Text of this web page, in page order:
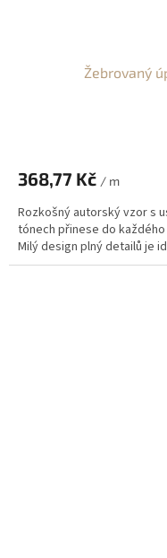
Žebrovaný
368,77 Kč / m
Rozkošný autorský vzor s
tónech přinese do
Milý design plný detailů je